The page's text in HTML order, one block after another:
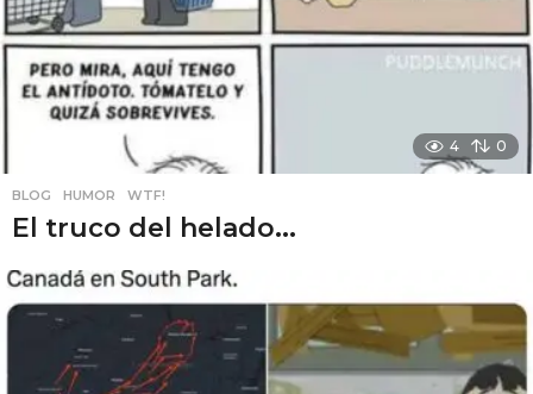
4 0
BLOG ,HUMOR ,WTF!
El truco del helado...